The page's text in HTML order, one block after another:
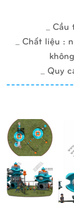
_
_ Chất liệu :
_ Quy